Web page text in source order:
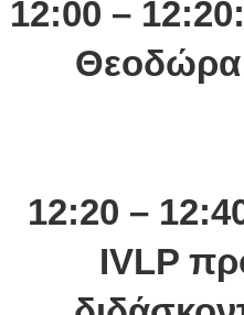
12:00 –
Θεοδώρα
12:20 –
IVLP